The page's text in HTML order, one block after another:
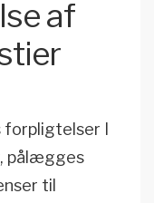
af
I
pålægges
til